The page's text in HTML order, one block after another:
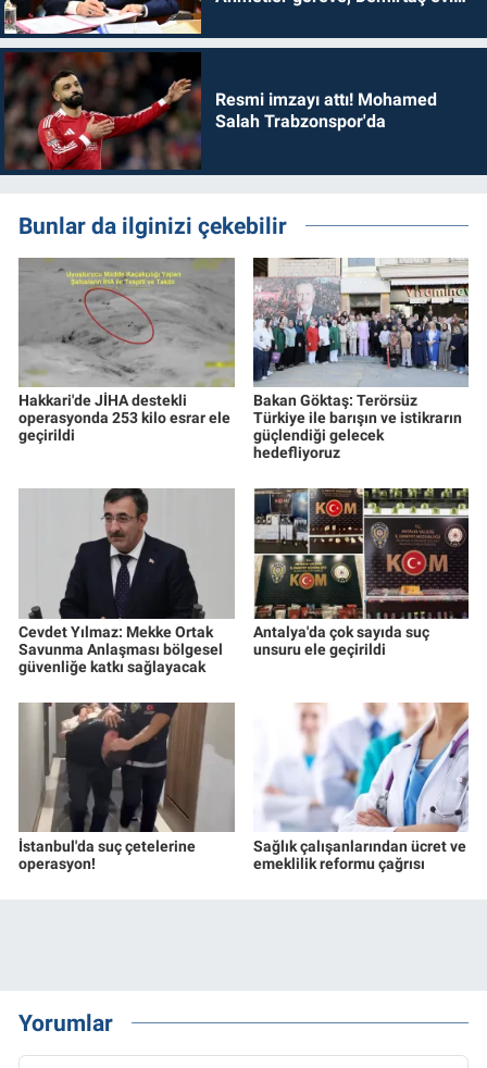
Resmi imzayı attı! Mohamed
Salah Trabzonspor'da
Bunlar da ilginizi çekebilir
Hakkari'de JİHA destekli
operasyonda 253 kilo esrar ele
geçirildi
Bakan Göktaş: Terörsüz
Türkiye ile barışın ve istikrarın
güçlendiği gelecek
hedefliyoruz
Cevdet Yılmaz: Mekke Ortak
Savunma Anlaşması bölgesel
güvenliğe katkı sağlayacak
Antalya'da çok sayıda suç
unsuru ele geçirildi
İstanbul'da suç çetelerine
operasyon!
Sağlık çalışanlarından ücret ve
emeklilik reformu çağrısı
Yorumlar